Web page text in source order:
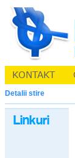
Detalii stire